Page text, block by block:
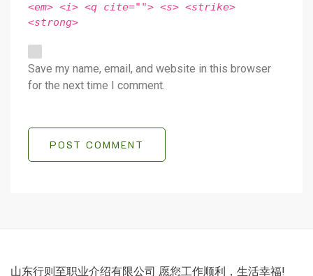
<em> <i> <q cite=""> <s> <strike>
<strong>
Save my name, email, and website in this browser
for the next time I comment.
POST COMMENT
山东行则至职业介绍有限公司 愿您工作顺利，生活幸福!